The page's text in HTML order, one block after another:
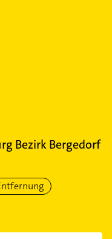
Bezirk Bergedorf